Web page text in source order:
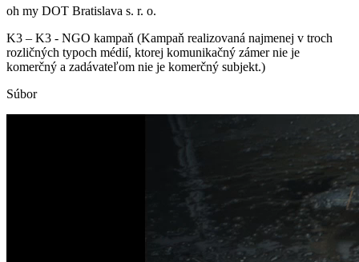
oh my DOT Bratislava s. r. o.
K3 – K3 - NGO kampaň (Kampaň realizovaná najmenej v troch
rozličných typoch médií, ktorej komunikačný zámer nie je
komerčný a zadávateľom nie je komerčný subjekt.)
Súbor